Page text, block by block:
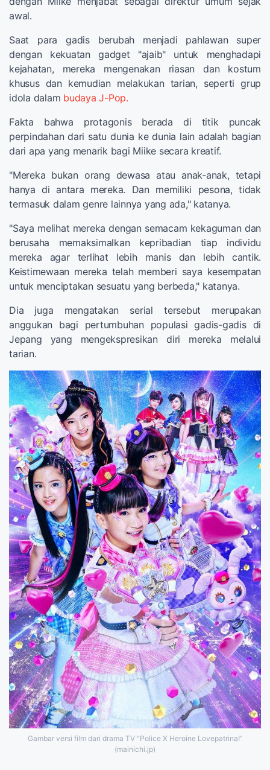
awal.
Saat para gadis berubah menjadi pahlawan super
dengan kekuatan gadget "ajaib" untuk menghadapi
kejahatan, mereka mengenakan riasan dan kostum
khusus dan kemudian melakukan tarian, seperti grup
idola dalam budaya J-Pop.
Fakta bahwa protagonis berada di titik puncak
perpindahan dari satu dunia ke dunia lain adalah bagian
dari apa yang menarik bagi Miike secara kreatif.
"Mereka bukan orang dewasa atau anak-anak, tetapi
hanya di antara mereka. Dan memiliki pesona, tidak
termasuk dalam genre lainnya yang ada," katanya.
"Saya melihat mereka dengan semacam kekaguman dan
berusaha memaksimalkan kepribadian tiap individu
mereka agar terlihat lebih manis dan lebih cantik.
Keistimewaan mereka telah memberi saya kesempatan
untuk menciptakan sesuatu yang berbeda," katanya.
Dia juga mengatakan serial tersebut merupakan
anggukan bagi pertumbuhan populasi gadis-gadis di
Jepang yang mengekspresikan diri mereka melalui
tarian.
Gambar versi film dari drama TV "Police X Heroine Lovepatrina!"
(mainichi.jp)